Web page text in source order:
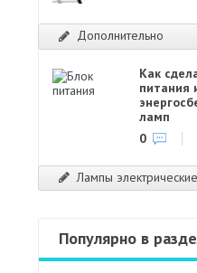
Дополнительно
Как
питания
ламп
0
Лампы электрические
Популярно в